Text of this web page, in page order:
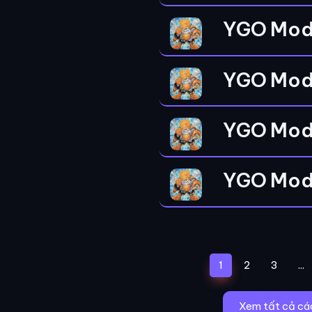
YGO
YGO
YGO
YGO
1 (current)
2 3 ...
Xem tất cả